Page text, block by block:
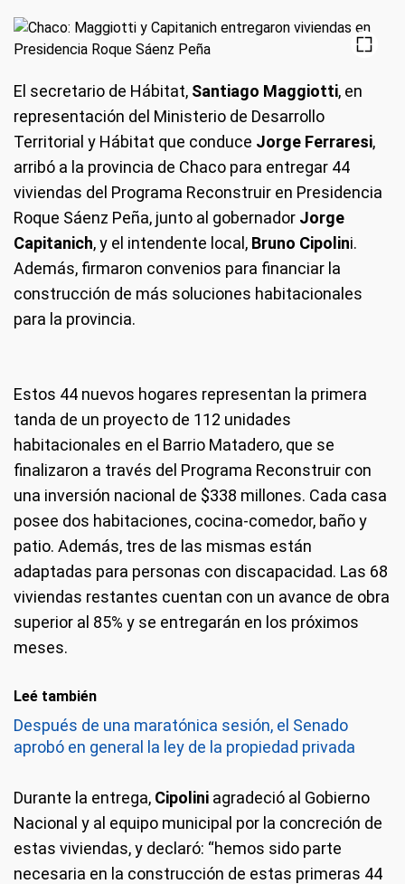
El secretario de Hábitat, Santiago Maggiotti, en
representación del Ministerio de Desarrollo
Territorial y Hábitat que conduce Jorge Ferraresi,
arribó a la provincia de Chaco para entregar 44
viviendas del Programa Reconstruir en Presidencia
Roque Sáenz Peña, junto al gobernador Jorge
Capitanich, y el intendente local, Bruno Cipolini.
Además, firmaron convenios para financiar la
construcción de más soluciones habitacionales
para la provincia.
Estos 44 nuevos hogares representan la primera
tanda de un proyecto de 112 unidades
habitacionales en el Barrio Matadero, que se
finalizaron a través del Programa Reconstruir con
una inversión nacional de $338 millones. Cada casa
posee dos habitaciones, cocina-comedor, baño y
patio. Además, tres de las mismas están
adaptadas para personas con discapacidad. Las 68
viviendas restantes cuentan con un avance de obra
superior al 85% y se entregarán en los próximos
meses.
Leé también
Después de una maratónica sesión, el Senado
aprobó en general la ley de la propiedad privada
Durante la entrega, Cipolini agradeció al Gobierno
Nacional y al equipo municipal por la concreción de
estas viviendas, y declaró: “hemos sido parte
necesaria en la construcción de estas primeras 44